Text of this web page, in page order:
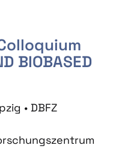
BIOBASED
• DBFZ